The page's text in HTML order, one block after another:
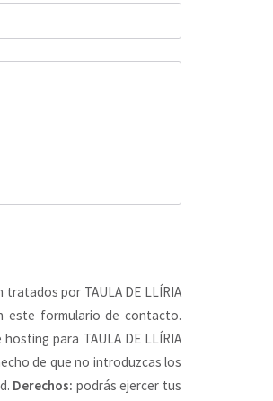
por TAULA DE LLÍRIA
este formulario de contacto.
para TAULA DE LLÍRIA
de que no introduzcas los
Derechos: podrás ejercer tus